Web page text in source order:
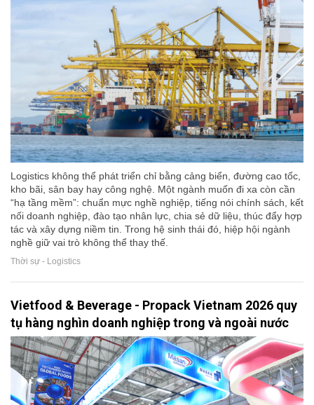
Logistics không thể phát triển chỉ bằng cảng biển, đường cao tốc,
kho bãi, sân bay hay công nghệ. Một ngành muốn đi xa còn cần
“hạ tầng mềm”: chuẩn mực nghề nghiệp, tiếng nói chính sách, kết
nối doanh nghiệp, đào tạo nhân lực, chia sẻ dữ liệu, thúc đẩy hợp
tác và xây dựng niềm tin. Trong hệ sinh thái đó, hiệp hội ngành
nghề giữ vai trò không thể thay thế.
Thời sự - Logistics
Vietfood & Beverage - Propack Vietnam 2026 quy
tụ hàng nghìn doanh nghiệp trong và ngoài nước